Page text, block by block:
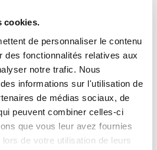
cookies.
de personnaliser le contenu
des fonctionnalités relatives aux
notre trafic. Nous
informations sur l'utilisation de
de médias sociaux, de
peuvent combiner celles-ci
que vous leur avez fournies
de votre utilisation de leurs
Groupe
compact de